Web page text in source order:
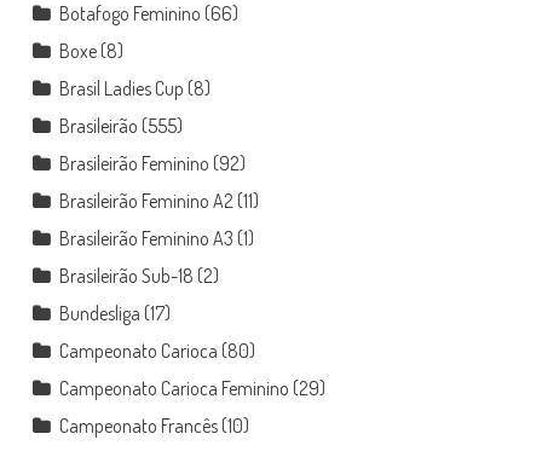
Botafogo Feminino (66)
Boxe(8)
Brasil Ladies Cup (8)
Brasileirão (555)
Brasileirão Feminino (92)
Brasileirão Feminino A2(11)
Brasileirão Feminino A3 (1)
Brasileirão Sub-18 (2)
Bundesliga (17)
Campeonato Carioca (80)
Campeonato Carioca Feminino (29)
Campeonato Francês(10)